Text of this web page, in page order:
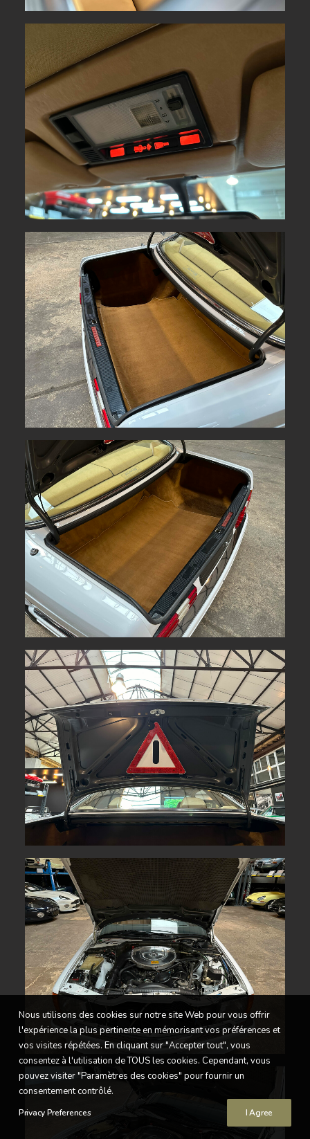
Nous utilisons des cookies sur notre site Web pour vous offrir
l'expérience la plus pertinente en mémorisant vos préférences et
vos visites répétées. En cliquant sur "Accepter tout", vous
consentez à l'utilisation de TOUS les cookies. Cependant, vous
pouvez visiter "Paramètres des cookies" pour fournir un
consentement contrôlé.
Privacy Preferences I Agree